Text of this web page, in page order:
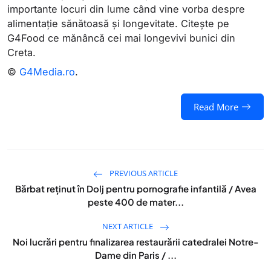
importante locuri din lume când vine vorba despre
alimentație sănătoasă și longevitate. Citește pe
G4Food ce mănâncă cei mai longevivi bunici din
Creta.
© G4Media.ro.
Read More
PREVIOUS ARTICLE
Bărbat reținut în Dolj pentru pornografie infantilă / Avea
peste 400 de mater...
NEXT ARTICLE
Noi lucrări pentru finalizarea restaurării catedralei Notre-
Dame din Paris / ...